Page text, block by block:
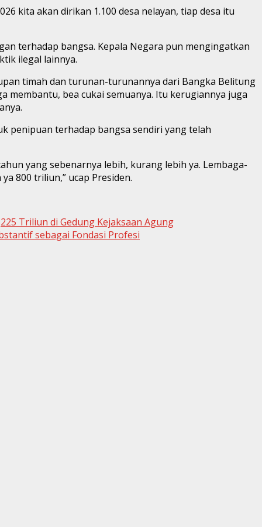
kita akan dirikan 1.100 desa nelayan, tiap desa itu
terhadap bangsa. Kepala Negara pun mengingatkan
ilegal lainnya.
timah dan turunan-turunannya dari Bangka Belitung
membantu, bea cukai semuanya. Itu kerugiannya juga
penipuan terhadap bangsa sendiri yang telah
yang sebenarnya lebih, kurang lebih ya. Lembaga-
800 triliun,” ucap Presiden.
Triliun di Gedung Kejaksaan Agung
sebagai Fondasi Profesi